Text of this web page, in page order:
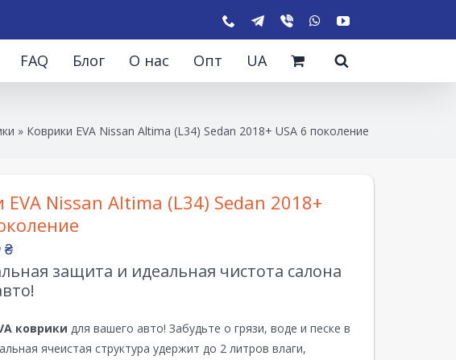
FAQ Блог О нас Опт UA
» Коврики EVA Nissan Altima (L34) Sedan 2018+ USA 6 поколение
EVA Nissan Altima (L34) Sedan 2018+
₴
защита и идеальная чистота салона
коврики для вашего авто! Забудьте о грязи, воде и песке в
ячеистая структура удержит до 2 литров влаги,